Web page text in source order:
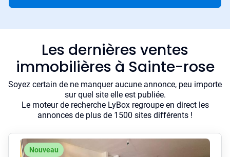
Les dernières ventes
immobilières à Sainte-rose
Soyez certain de ne manquer aucune annonce, peu importe
sur quel site elle est publiée.
Le moteur de recherche LyBox regroupe en direct les
annonces de plus de 1500 sites différents !
Nouveau